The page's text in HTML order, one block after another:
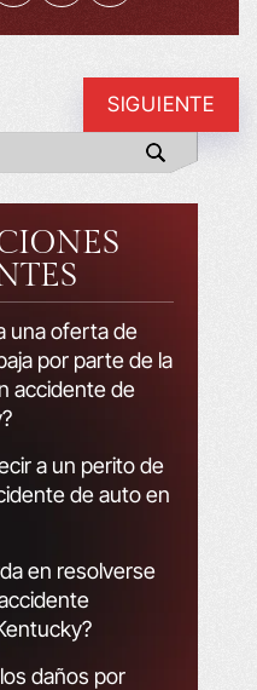
SIGUIENTE
una oferta de
por parte de la
accidente de
a un perito de
de auto en
en resolverse
daños por